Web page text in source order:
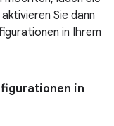
Sie dann
in Ihrem
in